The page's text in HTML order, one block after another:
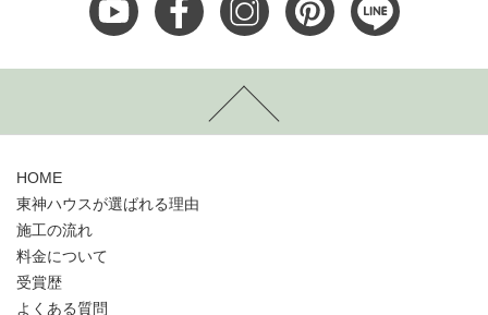
HOME
東神ハウスが選ばれる理由
施工の流れ
料金について
受賞歴
よくある質問